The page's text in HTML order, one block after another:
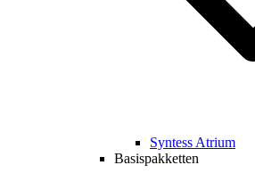
Syntess Atrium
Basispakketten